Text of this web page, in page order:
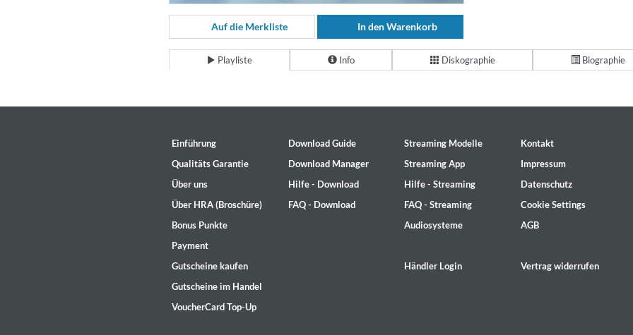
For All Your Flowers
Skuli Sverrisson & Bill Frisell
Genre:Jazz
Haydn: String Quartets, Vol. 22
Auf die Merkliste In den Warenkorb
Playliste Info Diskographie Biographie
Einführung
Qualitäts Garantie
Über uns
Über HRA (Broschüre)
Bonus Punkte
Payment
Gutscheine kaufen
Gutscheine im Handel
VoucherCard Top-Up
Download Guide
Download Manager
Hilfe - Download
FAQ - Download
Streaming Modelle
Streaming App
Hilfe - Streaming
FAQ - Streaming
Audiosysteme
Händler Login
Kontakt
Impressum
Datenschutz
Cookie Settings
AGB
Vertrag widerrufen